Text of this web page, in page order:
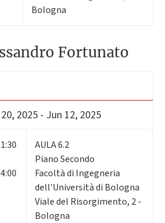
Bologna
Fortunato
2025 - Jun 12, 2025
AULA 6.2
Piano Secondo
Facoltà di Ingegneria
dell'Università di Bologna
Viale del Risorgimento, 2 -
Bologna